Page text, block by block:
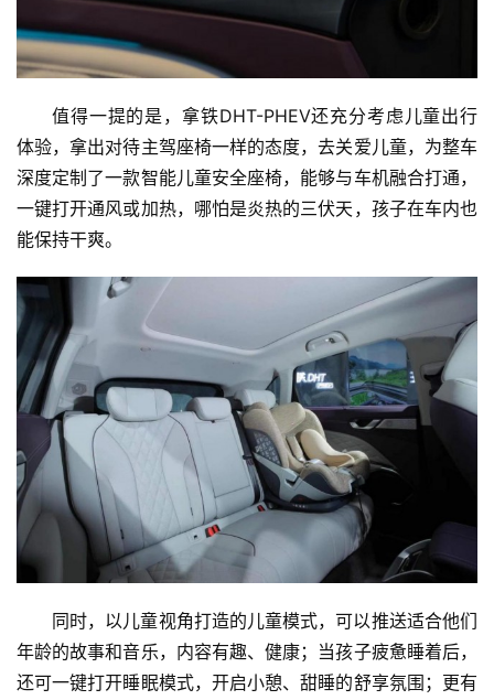
值得一提的是，拿铁DHT-PHEV还充分考虑儿童出行
体验，拿出对待主驾座椅一样的态度，去关爱儿童，为整车
深度定制了一款智能儿童安全座椅，能够与车机融合打通，
一键打开通风或加热，哪怕是炎热的三伏天，孩子在车内也
能保持干爽。
同时，以儿童视角打造的儿童模式，可以推送适合他们
年龄的故事和音乐，内容有趣、健康；当孩子疲惫睡着后，
还可一键打开睡眠模式，开启小憩、甜睡的舒享氛围；更有